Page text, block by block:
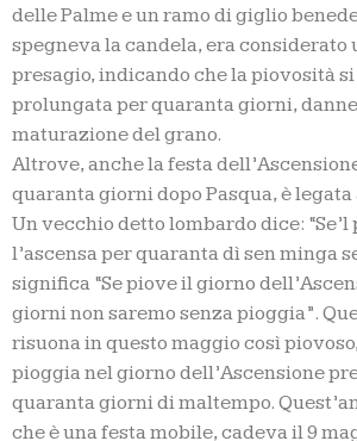
delle Palme e un ramo di giglio
spegneva la candela, era considerato
presagio, indicando che la piovosità
prolungata per quaranta giorni,
maturazione del grano.
Altrove, anche la festa
quaranta giorni dopo Pasqua, è
Un vecchio detto lombardo dice:
l’ascensa per quaranta dì sen minga
significa “Se piove il giorno
giorni non saremo senza pioggia”.
risuona in questo maggio così
pioggia nel giorno dell’Ascensione
quaranta giorni di maltempo.
che è una festa mobile, cadeva il 9